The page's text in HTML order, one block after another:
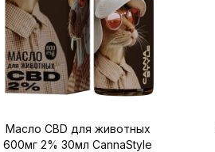
Масло CBD для животных
600мг 2% 30мл CannaStyle